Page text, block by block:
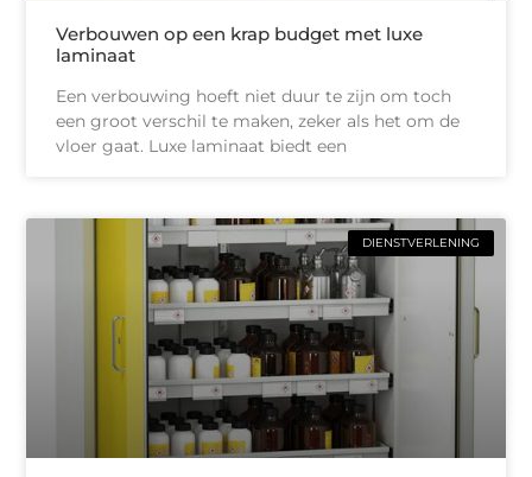
Verbouwen op een krap budget met luxe
laminaat
Een verbouwing hoeft niet duur te zijn om toch
een groot verschil te maken, zeker als het om de
vloer gaat. Luxe laminaat biedt een
DIENSTVERLENING